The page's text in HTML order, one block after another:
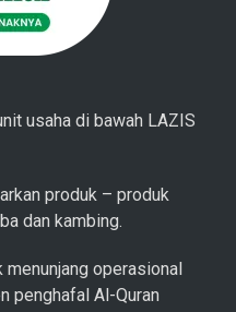
usaha di bawah LAZIS
produk – produk
dan kambing.
menunjang operasional
penghafal Al-Quran